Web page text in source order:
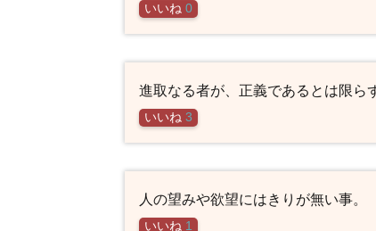
いいね 0
進取なる者が、正義であるとは限ら
いいね 3
人の望みや欲望にはきりが無い事。
いいね 1